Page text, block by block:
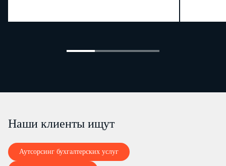
Наши клиенты ищут
Аутсорсинг бухгалтерских услуг